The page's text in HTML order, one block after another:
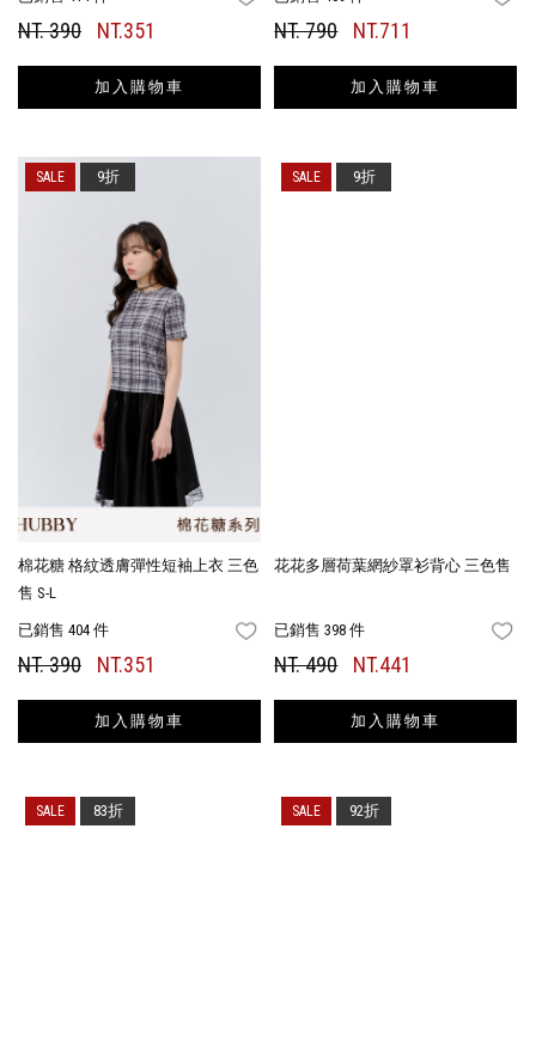
NT. 390 NT.351
加入購物車
NT. 790 NT.711
加入購物車
棉花糖 格紋透膚彈性短袖上衣 三色
售 S-L
已銷售 404 件 FAVORITES
NT. 390 NT.351
加入購物車
9折
花花多層荷葉網紗罩衫背心 三色售
已銷售 398 件
NT. 490 NT.441
加入購物車
9折
83折 92折